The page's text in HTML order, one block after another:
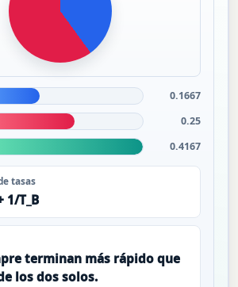
0.1667
0.25
0.4167
tasas
1/T_B
terminan más rápido que
los dos solos.